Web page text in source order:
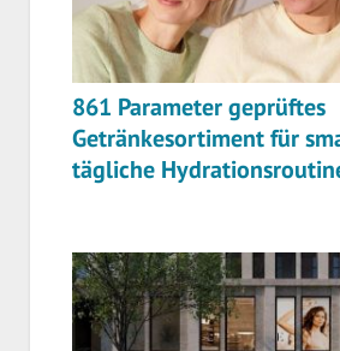
861 Parameter geprüftes
Getränkesortiment für
tägliche